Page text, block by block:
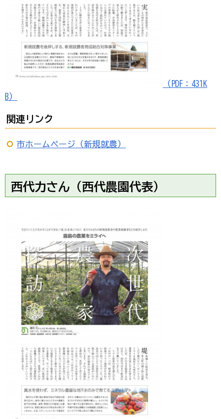
（PDF：431K
B）
関連リンク
市ホームページ（新規就農）
西代力さん（西代農園代表）